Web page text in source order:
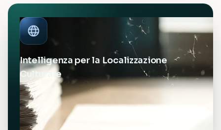
Intelligenza per la Localizzazione
Culturale